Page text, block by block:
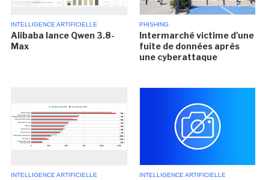
INTELLIGENCE ARTIFICIELLE
Alibaba lance Qwen 3.8-
Max
PHISHING
Intermarché victime d'une
fuite de données après
une cyberattaque
INTELLIGENCE ARTIFICIELLE INTELLIGENCE ARTIFICIELLE